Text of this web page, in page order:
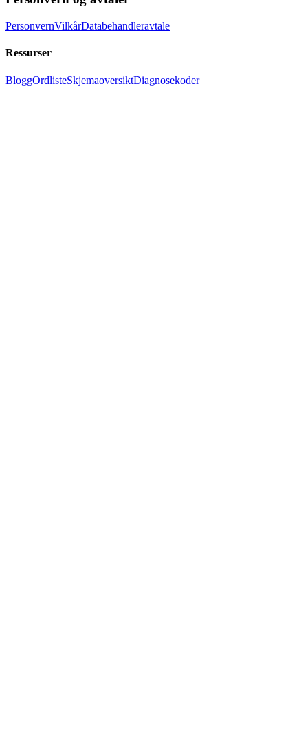
PersonvernVilkårDatabehandleravtale
Ressurser
BloggOrdlisteSkjemaoversiktDiagnosekoder